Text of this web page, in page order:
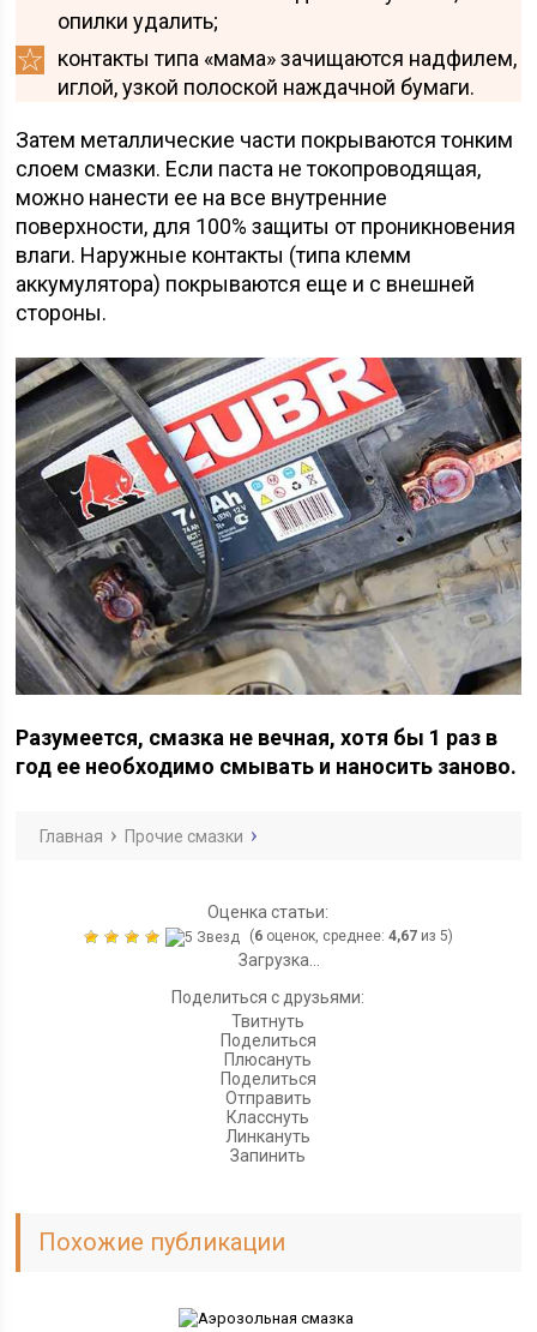
опилки удалить;
контакты типа «мама» зачищаются надфилем,
иглой, узкой полоской наждачной бумаги.
Затем металлические части покрываются тонким
слоем смазки. Если паста не токопроводящая,
можно нанести ее на все внутренние
поверхности, для 100% защиты от проникновения
влаги. Наружные контакты (типа клемм
аккумулятора) покрываются еще и с внешней
стороны.
Разумеется, смазка не вечная, хотя бы 1 раз в
год ее необходимо смывать и наносить заново.
Главная Прочие смазки
Оценка статьи:
(6оценок, среднее: 4,67из 5)
Загрузка...
Поделиться с друзьями:
Твитнуть
Поделиться
Плюсануть
Поделиться
Отправить
Класснуть
Линкануть
Запинить
Похожие публикации